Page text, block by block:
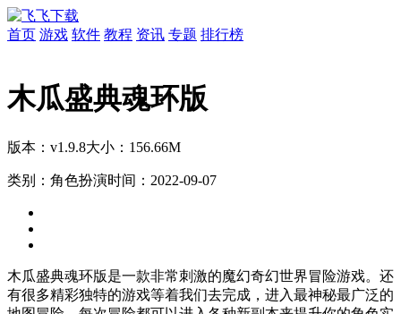
首页 游戏 软件 教程 资讯 专题 排行榜
木瓜盛典魂环版
版本：v1.9.8大小：156.66M
类别：角色扮演时间：2022-09-07
木瓜盛典魂环版是一款非常刺激的魔幻奇幻世界冒险游戏。还
有很多精彩独特的游戏等着我们去完成，进入最神秘最广泛的